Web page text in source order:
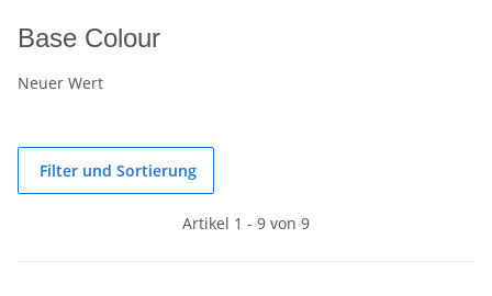
Base Colour
Neuer Wert
Filter und Sortierung
Artikel 1 - 9 von 9